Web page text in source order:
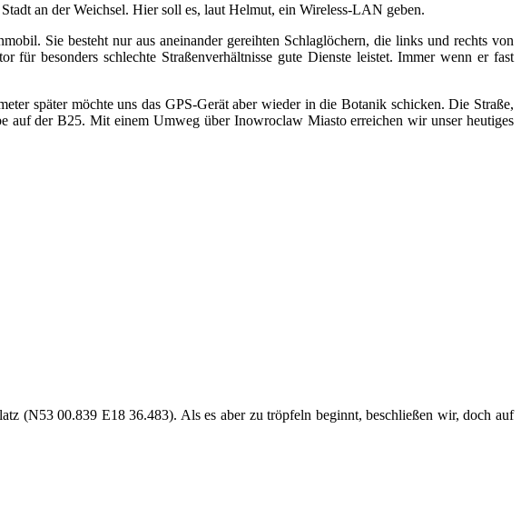
an der Weichsel. Hier soll es, laut Helmut, ein Wireless-LAN geben.
Sie besteht nur aus aneinander gereihten Schlaglöchern, die links und rechts von
besonders schlechte Straßenverhältnisse gute Dienste leistet. Immer wenn er fast
später möchte uns das GPS-Gerät aber wieder in die Botanik schicken. Die Straße,
auf der B25. Mit einem Umweg über Inowroclaw Miasto erreichen wir unser heutiges
(N53 00.839 E18 36.483). Als es aber zu tröpfeln beginnt, beschließen wir, doch auf